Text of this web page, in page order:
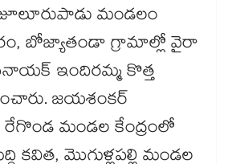
మండలం
బోజ్యాతండా గ్రామాల్లో వైరా
ఇందిరమ్మ కొత్త
జయశంకర్​
రేగొండ మండల కేంద్రంలో
కవిత, మొగుళ్లపల్లి మండల